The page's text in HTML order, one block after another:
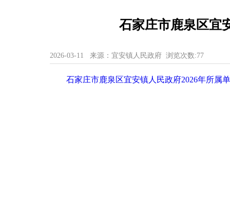
石家庄市鹿泉区宜
2026-03-11 来源：宜安镇人民政府 浏览次数:77
石家庄市鹿泉区宜安镇人民政府2026年所属